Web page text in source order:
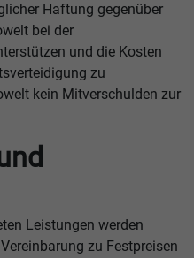
Haftung gegenüber
bei der
und die Kosten
zu
kein Mitverschulden zur
Leistungen werden
zu Festpreisen